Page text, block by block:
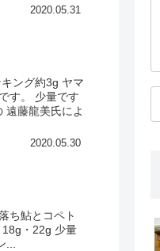
2020.05.31
ング約3g ヤマ
す。 少量です
遠藤龍美氏によ
2020.05.30
ち鮎とコペト
・22g 少量